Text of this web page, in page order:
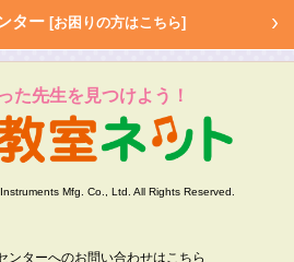
ター [お困りの方はこちら]
た先生を見つけよう！
Mfg. Co., Ltd. All Rights Reserved.
ンターへのお問い合わせはこちら